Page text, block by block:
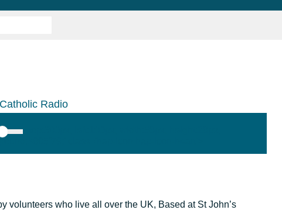
Radio
volunteers who live all over the UK, Based at St John’s